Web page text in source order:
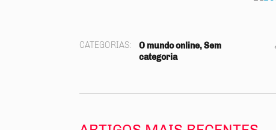
CATEGORIAS:
O mundo online, Sem
categoria